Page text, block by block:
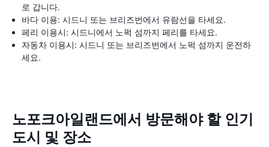
로 갑니다.
바다 이용: 시드니 또는 브리즈번에서 유람선을 타세요.
페리 이용시: 시드니에서 노퍽 섬까지 페리를 타세요.
자동차 이용시: 시드니 또는 브리즈번에서 노퍽 섬까지 운전하
세요.
노포크아일랜드에서 방문해야 할 인기
도시 및 장소